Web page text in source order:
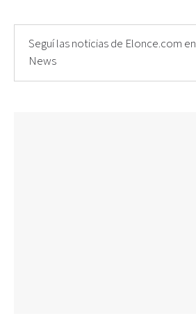
Seguí las noticias de Elonce.com
News